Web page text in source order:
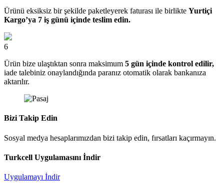
Ürünü eksiksiz bir şekilde paketleyerek faturası ile birlikte Yurtiçi
Kargo’ya 7 iş günü içinde teslim edin.
6
Ürün bize ulaştıktan sonra maksimum 5 gün içinde kontrol edilir,
iade talebiniz onaylandığında paranız otomatik olarak bankanıza
aktarılır.
Bizi Takip Edin
Sosyal medya hesaplarımızdan bizi takip edin, fırsatları kaçırmayın.
Turkcell Uygulamasını İndir
Uygulamayı İndir